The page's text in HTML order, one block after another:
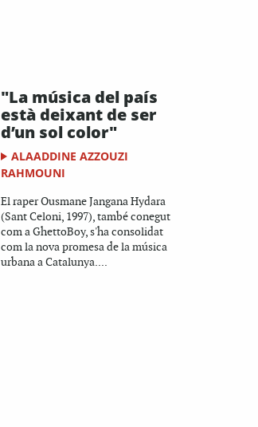
"La música del país
està deixant de ser
d’un sol color"
ALAADDINE AZZOUZI
RAHMOUNI
El raper Ousmane Jangana Hydara
(Sant Celoni, 1997), també conegut
com a GhettoBoy, s'ha consolidat
com la nova promesa de la música
urbana a Catalunya....